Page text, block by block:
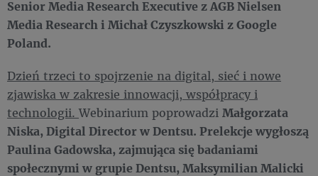
Senior Media Research Executive z AGB Nielsen
Media Research i Michał Czyszkowski z Google
Poland.
Dzień trzeci to spojrzenie na digital, sieć i nowe
zjawiska w zakresie innowacji, współpracy i
technologii.Webinarium poprowadzi Małgorzata
Niska, Digital Director w Dentsu. Prelekcje wygłoszą
Paulina Gadowska, zajmująca się badaniami
społecznymi w grupie Dentsu, Maksymilian Malicki